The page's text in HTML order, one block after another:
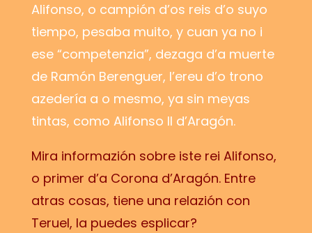
Alifonso, o campión d’os reis d’o suyo
tiempo, pesaba muito, y cuan ya no i
ese “competenzia”, dezaga d’a muerte
de Ramón Berenguer, l’ereu d’o trono
azedería a o mesmo, ya sin meyas
tintas, como Alifonso II d’Aragón.
Mira informazión sobre iste rei Alifonso,
o primer d’a Corona d’Aragón. Entre
atras cosas, tiene una relazión con
Teruel, la puedes esplicar?